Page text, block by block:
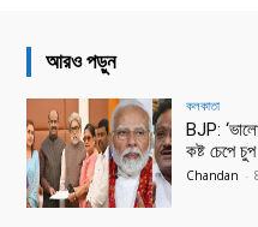
আরও পড়ুন
কলকাতা
BJP:
কষ্ট চেপে
Chandan -